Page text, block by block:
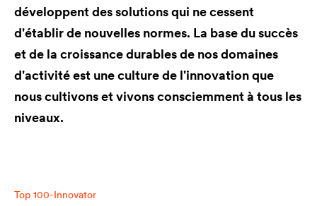
développent des solutions qui ne cessent
d'établir de nouvelles normes. La base du succès
et de la croissance durables de nos domaines
d'activité est une culture de l'innovation que
nous cultivons et vivons consciemment à tous les
niveaux.
Top 100-Innovator